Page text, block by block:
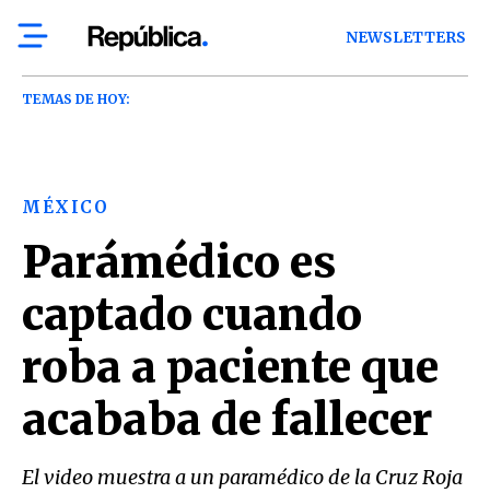
NEWSLETTERS
TEMAS DE HOY:
MÉXICO
Parámédico es
captado cuando
roba a paciente que
acababa de fallecer
El video muestra a un paramédico de la Cruz Roja